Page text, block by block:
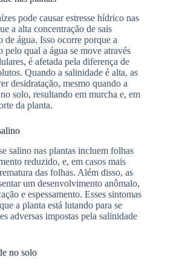
pode causar estresse hídrico nas
a alta concentração de sais
de água. Isso ocorre porque a
pelo qual a água se move através
é afetada pela diferença de
Quando a salinidade é alta, as
desidratação, mesmo quando a
solo, resultando em murcha e, em
da planta.
salino nas plantas incluem folhas
reduzido, e, em casos mais
das folhas. Além disso, as
um desenvolvimento anômalo,
e espessamento. Esses sintomas
a planta está lutando para se
adversas impostas pela salinidade
no solo